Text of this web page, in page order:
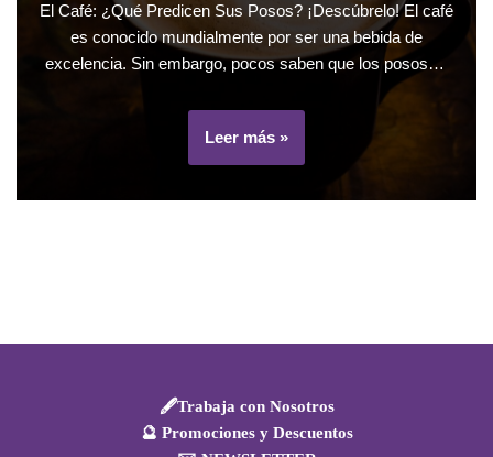
El Café: ¿Qué Predicen Sus Posos? ¡Descúbrelo! El café
es conocido mundialmente por ser una bebida de
excelencia. Sin embargo, pocos saben que los posos…
Leer más »
🖋️Trabaja con Nosotros
🔮 Promociones y Descuentos